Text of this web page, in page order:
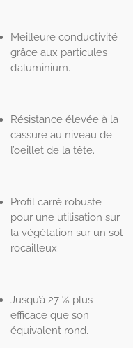
Meilleure conductivité
grâce aux particules
d’aluminium.
Résistance élevée à la
cassure au niveau de
l’oeillet de la tête.
Profil carré robuste
pour une utilisation sur
la végétation sur un sol
rocailleux.
Jusqu’à 27 % plus
efficace que son
équivalent rond.